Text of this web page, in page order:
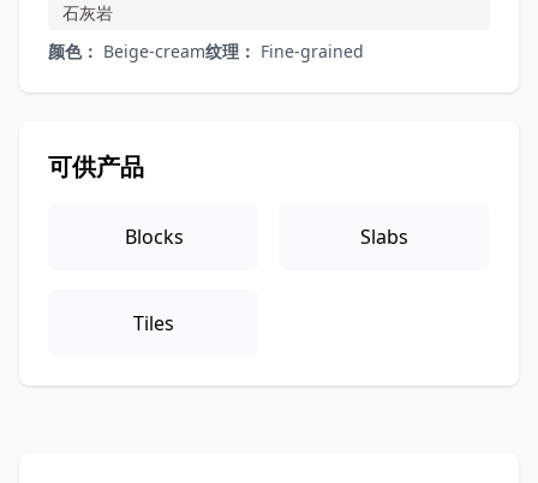
石灰岩
颜色： Beige-cream纹理： Fine-grained
可供产品
Blocks Slabs
Tiles